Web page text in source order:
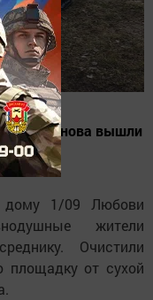
Полян снова вышли
дому 1/09 Любови
жители
Очистили
от сухой